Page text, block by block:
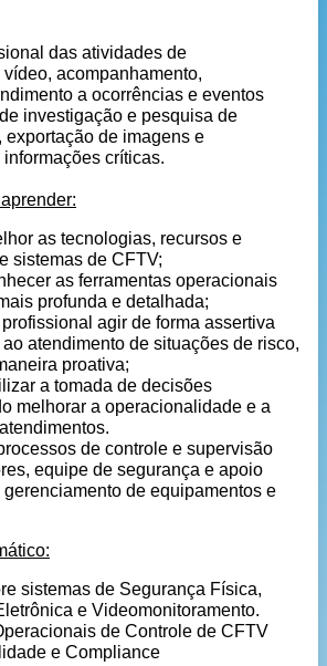
das atividades de
acompanhamento,
a ocorrências e eventos
investigação e pesquisa de
exportação de imagens e
críticas.
as tecnologias, recursos e
sistemas de CFTV;
as ferramentas operacionais
profunda e detalhada;
agir de forma assertiva
atendimento de situações de risco,
proativa;
a tomada de decisões
melhorar a operacionalidade e a
de controle e supervisão
equipe de segurança e apoio
de equipamentos e
sistemas de Segurança Física,
e Videomonitoramento.
de Controle de CFTV
e Compliance